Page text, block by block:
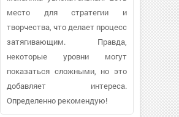
место для стратегии и
творчества, что делает процесс
затягивающим. Правда,
некоторые уровни могут
показаться сложными, но это
добавляет интереса.
Определенно рекомендую!